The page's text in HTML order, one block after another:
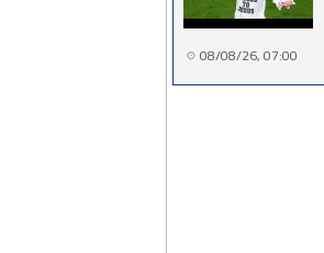
08/08/26, 07:00